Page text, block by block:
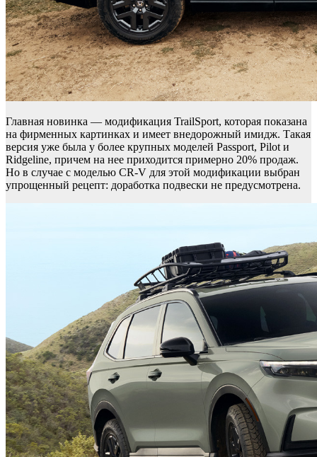
Главная новинка — модификация TrailSport, которая показана
на фирменных картинках и имеет внедорожный имидж. Такая
версия уже была у более крупных моделей Passport, Pilot и
Ridgeline, причем на нее приходится примерно 20% продаж.
Но в случае с моделью CR-V для этой модификации выбран
упрощенный рецепт: доработка подвески не предусмотрена.